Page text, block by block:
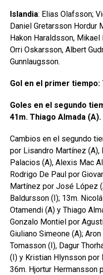
Islandia: Elias Olafsson;
Daniel Gretarsson Hordur
Hakon Haraldsson,
Orri Oskarsson, Albert
Gunnlaugsson.
Gol en el primer tiempo:
Goles en el segundo
41m. Thiago Almada (A).
Cambios en el segundo
por Lisandro Martínez (A),
Palacios (A), Alexis Mac
Rodrigo De Paul por
Martínez por José López
Baldursson (I); 13m.
Otamendi (A) y Thiago
Gonzalo Montiel por
Giuliano Simeone (A);
Tomasson (I), Dagur
(I) y Kristian Hlynsson por
36m. Hjortur Hermansson